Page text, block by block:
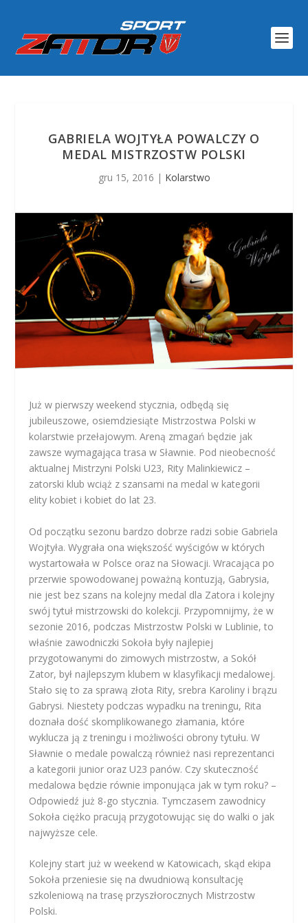
GABRIELA WOJTYŁA POWALCZY O
MEDAL MISTRZOSTW POLSKI
gru 15, 2016 | Kolarstwo
Już w pierwszy weekend stycznia, odbędą się
jubileuszowe, osiemdziesiąte Mistrzostwa Polski w
kolarstwie przełajowym. Areną zmagań będzie jak
zawsze wymagająca trasa w Sławnie. Pod nieobecność
aktualnej Mistrzyni Polski U23, Rity Malinkiewicz –
zatorski klub wciąż z szansami na medal w kategorii
elity kobiet i kobiet do lat 23.
Od początku sezonu bardzo dobrze radzi sobie Gabriela
Wojtyła. Wygrała ona większość wyścigów w których
wystartowała w Polsce oraz na Słowacji. Wracająca po
przerwie spowodowanej poważną kontuzją, Gabrysia,
nie jest bez szans na kolejny medal dla Zatora i kolejny
swój tytuł mistrzowski do kolekcji. Przypomnijmy, że w
sezonie 2016, podczas Mistrzostw Polski w Lublinie, to
właśnie zawodniczki Sokoła były najlepiej
przygotowanymi do zimowych mistrzostw, a Sokół
Zator, był najlepszym klubem w klasyfikacji medalowej.
Stało się to za sprawą złota Rity, srebra Karoliny i brązu
Gabrysi. Niestety podczas wypadku na treningu, Rita
doznała dość skomplikowanego złamania, które
wyklucza ją z treningu i możliwości obrony tytułu. W
Sławnie o medale powalczą również nasi reprezentanci
a kategorii junior oraz U23 panów. Czy skuteczność
medalowa będzie równie imponująca jak w tym roku? –
Odpowiedź już 8-go stycznia. Tymczasem zawodnicy
Sokoła ciężko pracują przygotowując się do walki o jak
najwyższe cele.
Kolejny start już w weekend w Katowicach, skąd ekipa
Sokoła przeniesie się na dwudniową konsultację
szkoleniową na trasę przyszłorocznych Mistrzostw
Polski.